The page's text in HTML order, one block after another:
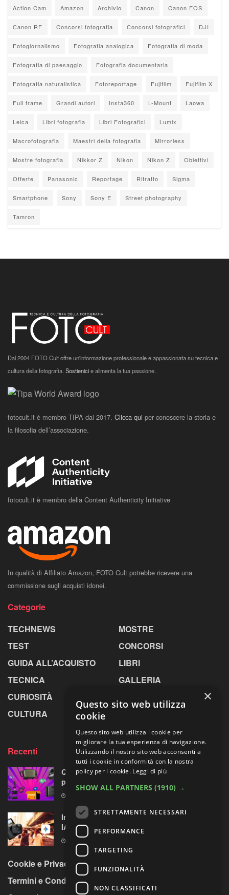
Action Cam Amazon Archivio Canon Canon EOS
Canon RF Concorsi fotografia Concorsi fotografici DJI
Fotogiornalismo Fotografia analogica Fotografia di moda
Fotografia di paesaggio Fotografia documentaria
Fotografia naturalistica Fotoreportage Fujifilm Fujifilm X
Full frame Grandi autori Insta360 L-Mount Laowa
Leica Libri fotografia Libri Fotografici Lumix
Macrofotografia Maestri della fotografia Mirrorless
Mostre fotografia Nikkor Z Nikon Nikon Z Obiettivi
Offerte Panasonic Reportage Ritratto Sigma
Smartphone Sony Sony E Street photography
Tamron
Dal 2004 FOTO Cult offre un'informazione professionale e appassionata su tecnica e
cultura della fotografia. Sostienicie alimenta la tua passione.
fotocult.it è membro TIPA dal 2017. Clicca qui per conoscere la storia e
la filosofia dell’associazione.
fotocult.it è membro della Content Authenticity Initiative
In qualità di Affiliato Amazon, FOTO Cult potrebbe ricevere una
commissione sugli acquisti idonei.
Categorie
TECHNEWS
TEST
GUIDA ALL’ACQUISTO
TECNICA
CURIOSITÀ
CULTURA
MOSTRE
CONCORSI
LIBRI
GALLERIA
Recenti
Quattro accessori fotografici in sconto:
prodotti opposti, ma uno su quattro fa per te
Insta360 GO Ultra riceve l’assistente vocale
IA con Gemini di Google
Cookie e Privacy Policy
Termini e Condizioni
×
Questo sito web utilizza
cookie
Questo sito web utilizza i cookie per
migliorare la tua esperienza di navigazione.
Utilizzando il nostro sito web acconsenti a
tutti i cookie in conformità con la nostra
policy per i cookie. Leggi di più
SHOW ALL PARTNERS (1910) →
STRETTAMENTE NECESSARI
PERFORMANCE
TARGETING
FUNZIONALITÀ
NON CLASSIFICATI